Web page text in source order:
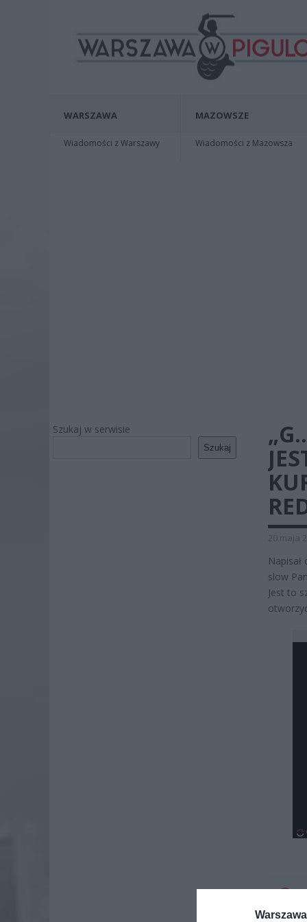
WARSZAWA
Wiadomości z Warszawy
MAZOWSZE
Wiadomości z Mazowsza
Szukaj w serwisie
Szukaj
20 maja
slow
Jest to